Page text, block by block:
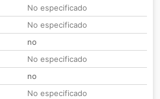
No especificado
No especificado
no
No especificado
no
No especificado